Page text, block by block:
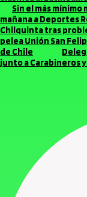
Sin el más
mañana a Deportes
Chilquinta tras
pelea Unión San
de Chile
junto a Carabineros y